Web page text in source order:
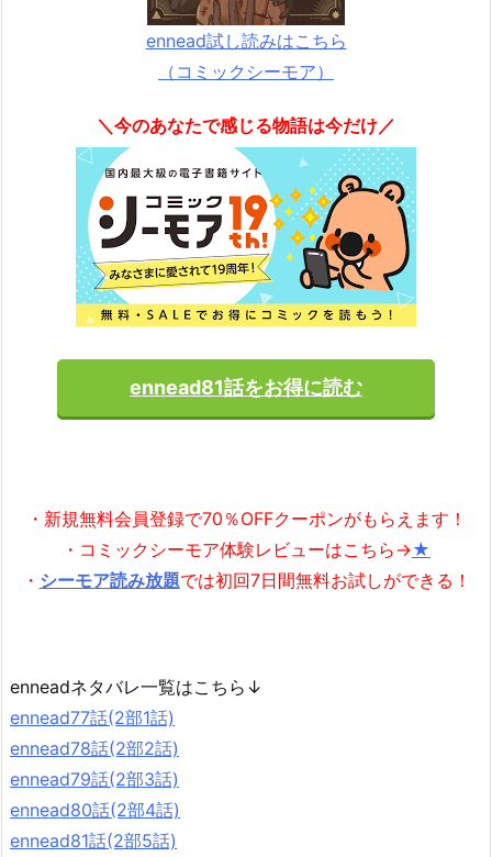
ennead試し読みはこちら
（コミックシーモア）
＼今のあなたで感じる物語は今だけ／
ennead81話をお得に読む
・新規無料会員登録で70％OFFクーポンがもらえます！
・コミックシーモア体験レビューはこちら→★
・ シーモア読み放題では初回7日間無料お試しができる！
enneadネタバレ一覧はこちら↓
ennead77話(2部1話)
ennead78話(2部2話)
ennead79話(2部3話)
ennead80話(2部4話)
ennead81話(2部5話)